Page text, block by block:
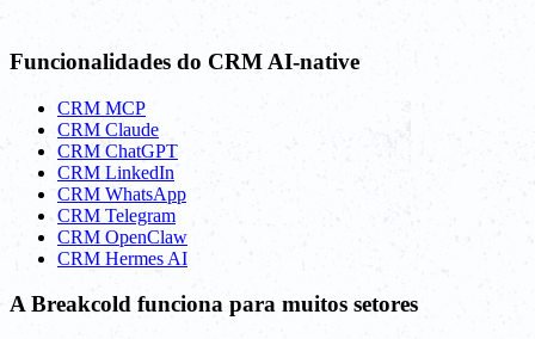
Funcionalidades do CRM AI-native
CRM MCP
CRM Claude
CRM ChatGPT
CRM LinkedIn
CRM WhatsApp
CRM Telegram
CRM OpenClaw
CRM Hermes AI
A Breakcold funciona para muitos setores